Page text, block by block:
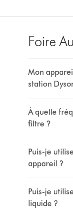
Foire
Mon
station
À quelle
filtre ?
Puis-je
appareil ?
Puis-je
liquide ?